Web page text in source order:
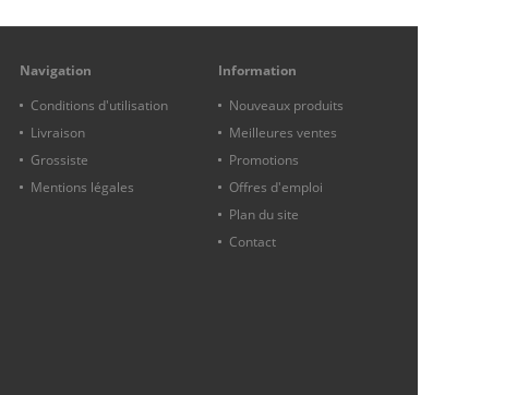
Navigation
Conditions d'utilisation
Livraison
Grossiste
Mentions légales
Information
Nouveaux produits
Meilleures ventes
Promotions
Offres d'emploi
Plan du site
Contact